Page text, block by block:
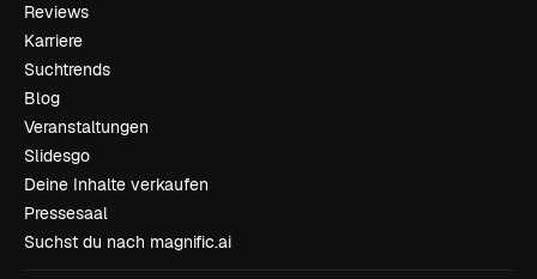
Reviews
Karriere
Suchtrends
Blog
Veranstaltungen
Slidesgo
Deine Inhalte verkaufen
Pressesaal
Suchst du nach magnific.ai